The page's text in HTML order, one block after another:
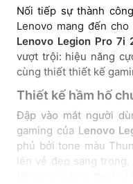
Nối tiếp sự thành
Lenovo mang đến
Lenovo Legion Pro 7i
vượt trội: hiệu năng
cùng thiết thiết kế
Thiết kế hầm hố
Đập vào mắt người
gaming của Lenovo
phủ bởi tone màu
lên vẻ đẹp sang